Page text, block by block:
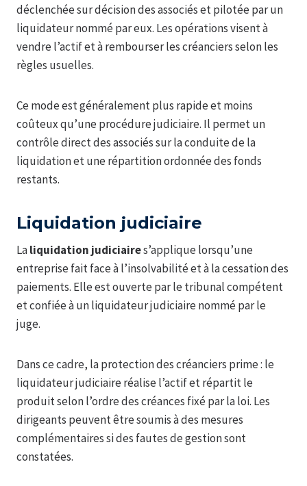
déclenchée sur décision des associés et pilotée par un
liquidateur nommé par eux. Les opérations visent à
vendre l’actif et à rembourser les créanciers selon les
règles usuelles.
Ce mode est généralement plus rapide et moins
coûteux qu’une procédure judiciaire. Il permet un
contrôle direct des associés sur la conduite de la
liquidation et une répartition ordonnée des fonds
restants.
Liquidation judiciaire
Laliquidation judiciaires’applique lorsqu’une
entreprise fait face à l’insolvabilité et à la cessation des
paiements. Elle est ouverte par le tribunal compétent
et confiée à un liquidateur judiciaire nommé par le
juge.
Dans ce cadre, la protection des créanciers prime : le
liquidateur judiciaire réalise l’actif et répartit le
produit selon l’ordre des créances fixé par la loi. Les
dirigeants peuvent être soumis à des mesures
complémentaires si des fautes de gestion sont
constatées.